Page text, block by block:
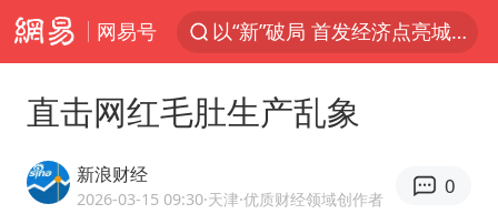
网易号
以“新”破局 首发经济点亮城市消费活力
昆明石林火把节
直击网红毛肚生产乱象
新浪财经
2026-03-15 09:30·天津·优质财经领域创作者
0